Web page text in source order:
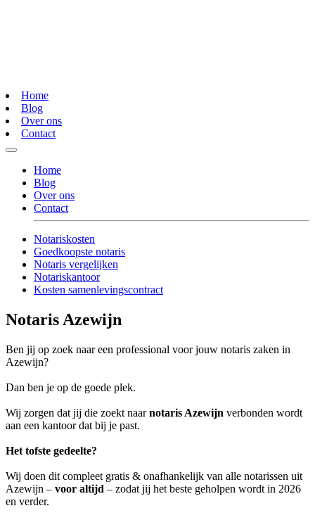
Home
Blog
Over ons
Contact
Home
Blog
Over ons
Contact
Notariskosten
Goedkoopste notaris
Notaris vergelijken
Notariskantoor
Kosten samenlevingscontract
Notaris Azewijn
Ben jij op zoek naar een professional voor jouw notaris zaken in
Azewijn?
Dan ben je op de goede plek.
Wij zorgen dat jij die zoekt naarnotaris Azewijn verbonden wordt
aan een kantoor dat bij je past.
Het tofste gedeelte?
Wij doen dit compleet gratis & onafhankelijk van alle notarissen uit
Azewijn – voor altijd – zodat jij het beste geholpen wordt in 2026
en verder.